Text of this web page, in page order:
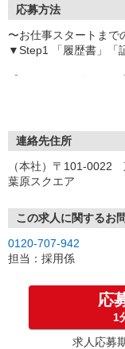
応募方法
〜お仕事スタートまで
▼Step1 「履歴書」「
いつでも好きな時間に
受付時間/平日9:00〜
【来場登録（目安1時間
▼Step2 全国にあるお
ご案内
▼Step3 就業前に職場
応募⇒最短で2日後か
連絡先住所
（本社）〒101-0022
葉原スクエア
この求人に関するお
0120-707-942
担当：採用係
応
1
求人応募